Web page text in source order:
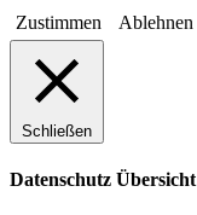
Zustimmen Ablehnen
Schließen
Datenschutz Übersicht